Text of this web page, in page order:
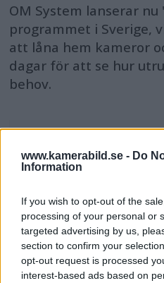
www.kamerabild.se - Do
Information
If you wish to opt-out of the
processing of your personal or
targeted advertising by us,
section to confirm your
opt-out request is processed
interest-based ads based on
OM System lanserar nu
programmet i Sverige,
att låna hem kameror
dagar för att se hur
behov.
DJI
släppt
Log 2